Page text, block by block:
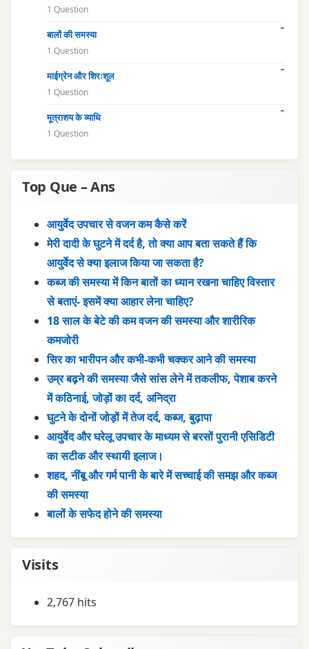
1 Question
बालों की समस्या
1 Question
माईग्रेन और शिरःशूल
1 Question
मूत्राशय के व्याधि
1 Question
Top Que – Ans
आयुर्वेद उपचार से वजन कम कैसे करें
मेरी दादी के घुटने में दर्द है, तो क्या आप बता सकते हैं कि
आयुर्वेद से क्या इलाज किया जा सकता है?
कब्ज की समस्या में किन बातों का ध्यान रखना चाहिए विस्तार
से बताएं- इसमें क्या आहार लेना चाहिए?
18 साल के बेटे की कम वजन की समस्या और शारीरिक
कमजोरी
सिर का भारीपन और कभी-कभी चक्कर आने की समस्या
उम्र बढ़ने की समस्या जैसे सांस लेने में तकलीफ, पेशाब करने
में कठिनाई, जोड़ों का दर्द, अनिद्रा
घुटने के दोनों जोड़ों में तेज दर्द, कब्ज, बुढ़ापा
आयुर्वेद और घरेलू उपचार के माध्यम से बरसों पुरानी एसिडिटी
का सटीक और स्थायी इलाज।
शहद, नींबू और गर्म पानी के बारे में सच्चाई की समझ और कब्ज
की समस्या
बालों के सफेद होने की समस्या
Visits
2,767 hits